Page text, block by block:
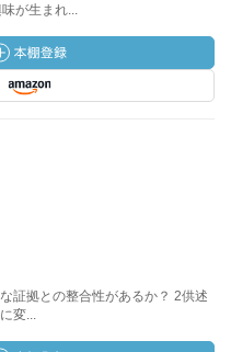
が生まれ...
証拠との整合性があるか？ 2供述
変...